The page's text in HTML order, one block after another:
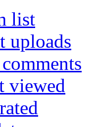
list
uploads
viewed